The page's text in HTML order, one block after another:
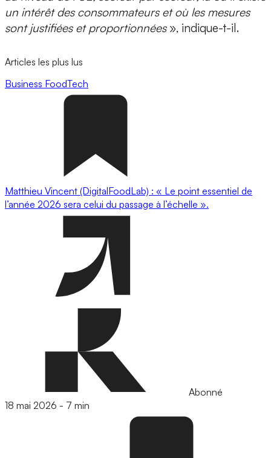
un intérêt des consommateurs et où les mesures
sont justifiées et proportionnées», indique-t-il.
Articles les plus lus
Business FoodTech
Matthieu Vincent (DigitalFoodLab) : « Le point essentiel de
l’année 2026 sera celui du passage à l’échelle ».
Abonné
18 mai 2026 - 7 min